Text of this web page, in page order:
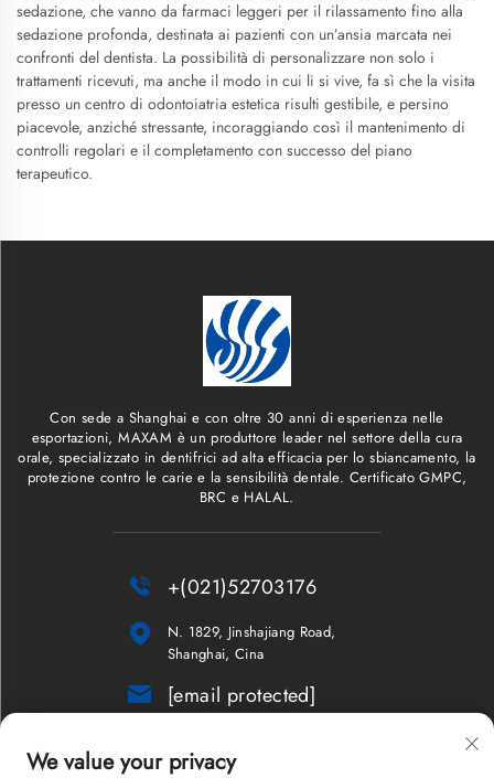
sedazione, che vanno da farmaci leggeri per il rilassamento fino alla
sedazione profonda, destinata ai pazienti con un’ansia marcata nei
confronti del dentista. La possibilità di personalizzare non solo i
trattamenti ricevuti, ma anche il modo in cui li si vive, fa sì che la visita
presso un centro di odontoiatria estetica risulti gestibile, e persino
piacevole, anziché stressante, incoraggiando così il mantenimento di
controlli regolari e il completamento con successo del piano
terapeutico.
Con sede a Shanghai e con oltre 30 anni di esperienza nelle
esportazioni, MAXAM è un produttore leader nel settore della cura
orale, specializzato in dentifrici ad alta efficacia per lo sbiancamento, la
protezione contro le carie e la sensibilità dentale. Certificato GMPC,
BRC e HALAL.
 +(021)52703176

N. 1829, Jinshajiang Road,
Shanghai, Cina
 [email protected]
Newsletter
We value your privacy